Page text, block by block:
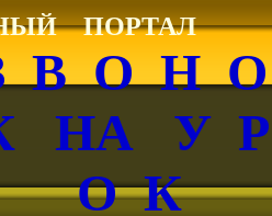
12:19
ПОРТАЛ
В О Н
НА У
О К